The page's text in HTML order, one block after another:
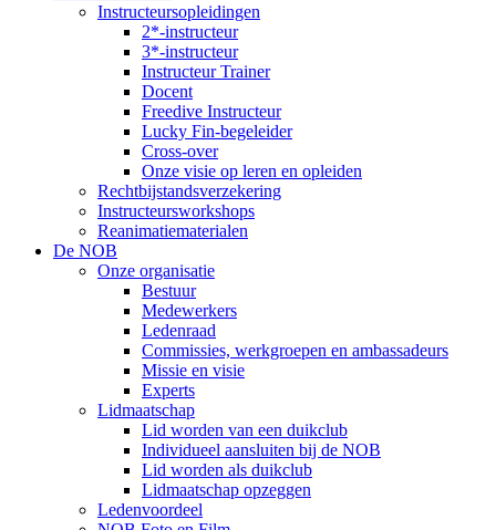
Instructeursopleidingen
2*-instructeur
3*-instructeur
Instructeur Trainer
Docent
Freedive Instructeur
Lucky Fin-begeleider
Cross-over
Onze visie op leren en opleiden
Rechtbijstandsverzekering
Instructeursworkshops
Reanimatiematerialen
De NOB
Onze organisatie
Bestuur
Medewerkers
Ledenraad
Commissies, werkgroepen en ambassadeurs
Missie en visie
Experts
Lidmaatschap
Lid worden van een duikclub
Individueel aansluiten bij de NOB
Lid worden als duikclub
Lidmaatschap opzeggen
Ledenvoordeel